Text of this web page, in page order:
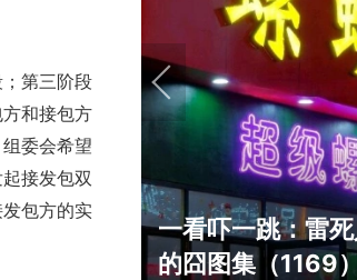
第三阶段
和接包方
委会希望
接发包双
包方的实
一看吓一跳：雷死人不偿命
的囧图集（1169）